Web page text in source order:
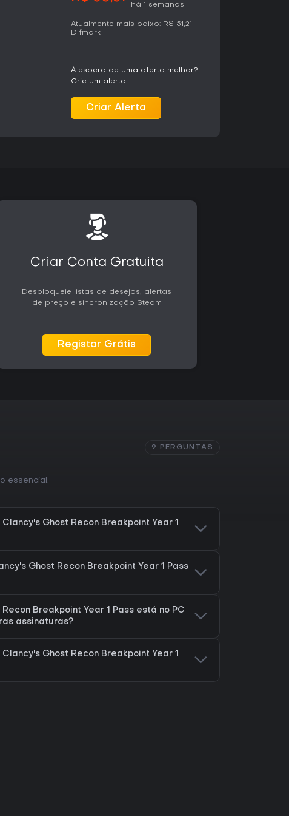
Também oferece desbloqueio
inclui itens como o rifle Quiet DMR e
quem já concluiu a campanha principal e busca
em Auroa. Ele oferece expansões de história
rápido às classes, aumentando a rejogabilidade
há 1 semanas
Atualmente mais baixo: R$ 51,21
Difmark
À espera de uma oferta melhor?
Crie um alerta.
Criar Alerta
Criar Conta Gratuita
Desbloqueie listas de desejos, alertas
de preço e sincronização Steam
Registar Grátis
9 PERGUNTAS
essencial.
Ghost Recon Breakpoint Year 1
Ghost Recon Breakpoint Year 1 Pass
Recon Breakpoint Year 1 Pass está no PC
assinaturas?
Ghost Recon Breakpoint Year 1